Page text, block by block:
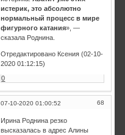
истерик, это абсолютно
нормальный процесс в мире
фигурного катания», —
сказала Роднина.
Отредактировано Ксения (02-10-
2020 01:12:15)
0
68
07-10-2020 01:00:52
Ирина Роднина резко
высказалась в адрес Алины